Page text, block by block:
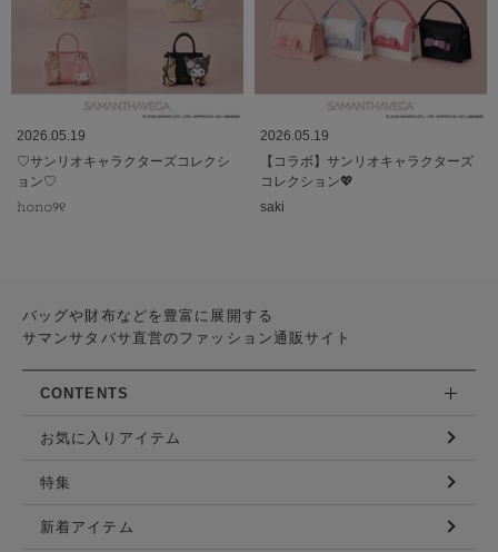
2026.05.19
♡サンリオキャラクターズコレクシ
ョン♡
𝚑𝚘𝚗𝚘୨୧
2026.05.19
【コラボ】サンリオキャラクターズ
コレクション💖
saki
バッグや財布などを豊富に展開する
サマンサタバサ直営のファッション通販サイト
CONTENTS
お気に入りアイテム
特集
新着アイテム